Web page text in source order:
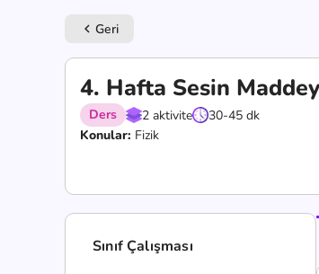
keyboard_arrow_left Geri
4. Hafta Sesin
Ders 2 aktivite
30-45 dk
Konular: Fizik
Sınıf Çalışması